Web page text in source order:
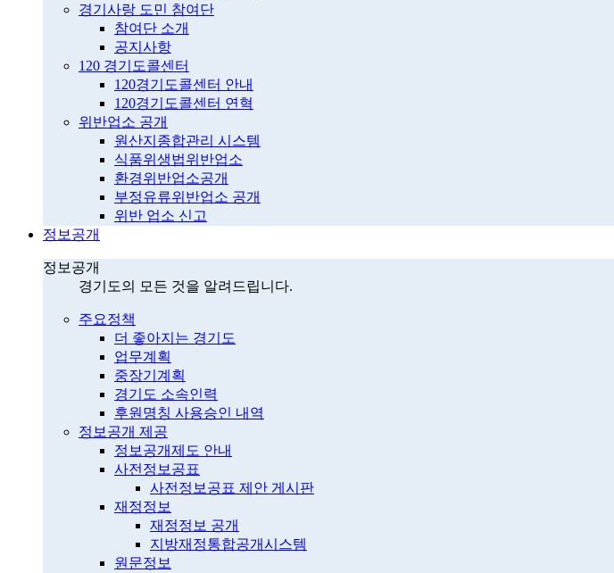
경기사랑 도민 참여단
참여단 소개
공지사항
120 경기도콜센터
120경기도콜센터 안내
120경기도콜센터 연혁
위반업소 공개
원산지종합관리 시스템
식품위생법위반업소
환경위반업소공개
부정유류위반업소 공개
위반 업소 신고
정보공개
정보공개
경기도의 모든 것을 알려드립니다.
주요정책
더 좋아지는 경기도
업무계획
중장기계획
경기도 소속인력
후원명칭 사용승인 내역
정보공개 제공
정보공개제도 안내
사전정보공표
사전정보공표 제안 게시판
재정정보
재정정보 공개
지방재정통합공개시스템
원문정보